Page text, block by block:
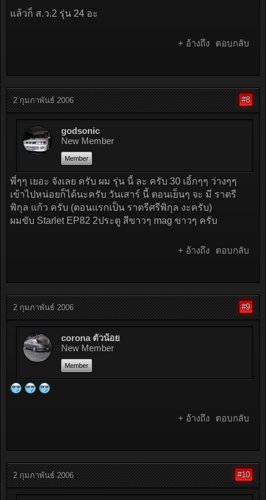
แล้วก็ ส.ว.2 รุ่น 24 อะ
+ อ้างถึง ตอบกลับ
2 กุมภาพันธ์ 2006 #8
godsonic
New Member
Member
พี่ๆๆ เยอะ จังเลย ครับ ผม รุ่น นี้ ละ ครับ 30 เอิ้กๆๆ ว่างๆๆ
เข้าไปหน่อยก็ได้นะครับ วันเสาร์ นี้ ตอนเย็นๆ จะ มี ราตรี
พิกุล แก้ว ครับ (ตอนแรกเป็น ราตรีศรีพิกุล งะครับ)
ผมขับ Starlet EP82 2ประตู สีขาวๆ mag ขาวๆ ครับ
+ อ้างถึง ตอบกลับ
2 กุมภาพันธ์ 2006 #9
corona ตัวน้อย
New Member
Member
+ อ้างถึง ตอบกลับ
2 กุมภาพันธ์ 2006 #10